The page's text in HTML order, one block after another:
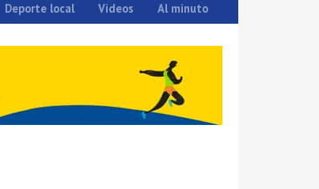
Deporte local Videos Al minuto